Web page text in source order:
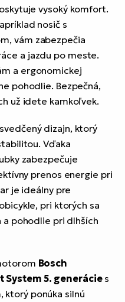
vysoký komfort.
nosič s
vám zabezpečia
a jazdu po meste.
a ergonomickej
pohodlie. Bezpečná,
už idete kamkoľvek.
dizajn, ktorý
Vďaka
zabezpečuje
prenos energie pri
je ideálny pre
pri ktorých sa
a pohodlie pri dlhších
Bosch
System 5. generácies
ponúka silnú